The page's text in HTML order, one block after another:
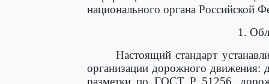
национального органа Российской
1.
Настоящий стандарт
организации дорожного
разметки по ГОСТ Р 51256,